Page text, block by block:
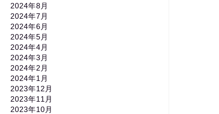
2024年8月
2024年7月
2024年6月
2024年5月
2024年4月
2024年3月
2024年2月
2024年1月
2023年12月
2023年11月
2023年10月